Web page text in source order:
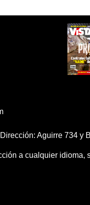
Aguirre 734 y
a cualquier